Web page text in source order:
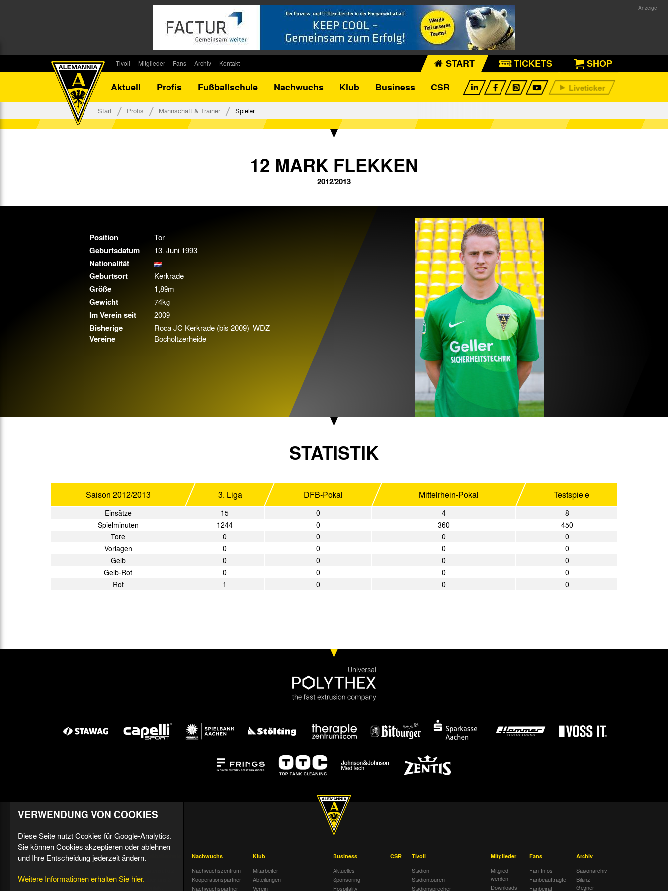
Tivoli
Stadionsprecher
Mitglieder
Kontakt
Fans
Fanbeirat
Fan-Klubs
Archiv
Bilanz DFB-Pokal
Kontakt START TICKETS
SHOP
Aktuell
Profis Fußballschule Nachwuchs Klub Business CSR
Start Profis Mannschaft & Trainer Spieler
12 MARK FLEKKEN
2012/2013
Position
Tor
Geburtsdatum
13. Juni 1993
Nationalität
Geburtsort
Kerkrade
Größe
1,89m
Gewicht
74kg
Im Verein seit
2009
Bisherige
Vereine
Roda JC Kerkrade (bis 2009), WDZ
Bocholtzerheide
STATISTIK
Saison 2012/2013 3. Liga DFB-Pokal Mittelrhein-Pokal Testspiele
Einsätze 15 0 4
8
Spielminuten
1244 0 360
450
Tore
0 0 0
0
Vorlagen
0 0 0
0
Gelb
0 0 0
0
Gelb-Rot
0 0 0
0
Rot
1 0 0 0
Aktuell
Termine
Profis
Trainer
Nachwuchs
Nachwuchszentrum
Kooperationspartner
Nachwuchspartner
Klub
Mitarbeiter
Abteilungen
Verein
Business
Aktuelles
Sponsoring
Hospitality
CSR
Tivoli
Stadion
Stadiontouren
Stadionsprecher
Mitglieder
Mitglied
werden
Downloads
Fans
Fan-Infos
Fanbeauftragte
Fanbeirat
Archiv
Saisonarchiv
Bilanz
Gegner
VERWENDUNG VON COOKIES
Diese Seite nutzt Cookies für Google-Analytics.
Sie können Cookies akzeptieren oder ablehnen
und Ihre Entscheidung jederzeit ändern.
Weitere Informationen erhalten Sie hier.